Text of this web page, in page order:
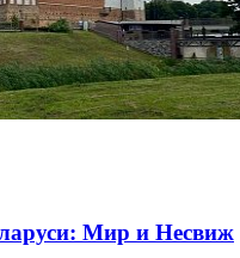
Мир и Несвиж